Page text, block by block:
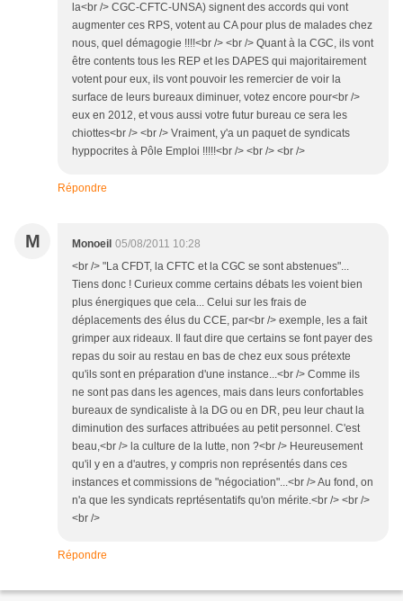
la<br /> CGC-CFTC-UNSA) signent des accords qui vont
augmenter ces RPS, votent au CA pour plus de malades chez
nous, quel démagogie !!!!<br /> <br /> Quant à la CGC, ils vont
être contents tous les REP et les DAPES qui majoritairement
votent pour eux, ils vont pouvoir les remercier de voir la
surface de leurs bureaux diminuer, votez encore pour<br />
eux en 2012, et vous aussi votre futur bureau ce sera les
chiottes<br /> <br /> Vraiment, y'a un paquet de syndicats
hyppocrites à Pôle Emploi !!!!!<br /> <br /> <br />
Répondre
M Monoeil 05/08/2011 10:28
<br /> "La CFDT, la CFTC et la CGC se sont abstenues"...
Tiens donc ! Curieux comme certains débats les voient bien
plus énergiques que cela... Celui sur les frais de
déplacements des élus du CCE, par<br /> exemple, les a fait
grimper aux rideaux. Il faut dire que certains se font payer des
repas du soir au restau en bas de chez eux sous prétexte
qu'ils sont en préparation d'une instance...<br /> Comme ils
ne sont pas dans les agences, mais dans leurs confortables
bureaux de syndicaliste à la DG ou en DR, peu leur chaut la
diminution des surfaces attribuées au petit personnel. C'est
beau,<br /> la culture de la lutte, non ?<br /> Heureusement
qu'il y en a d'autres, y compris non représentés dans ces
instances et commissions de "négociation"...<br /> Au fond, on
n'a que les syndicats reprtésentatifs qu'on mérite.<br /> <br />
<br />
Répondre